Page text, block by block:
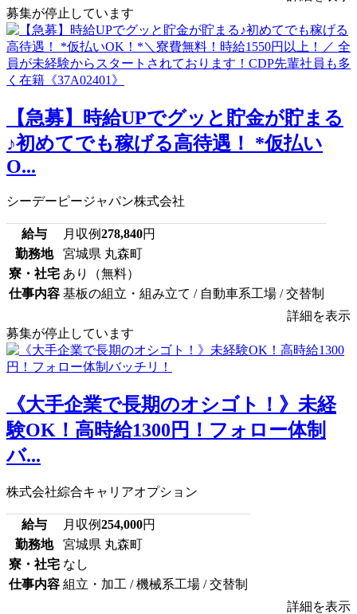
募集が停止しています
【急募】時給UPでグッと貯金が貯まる
♪初めてでも稼げる高待遇！ *仮払い
O...
シーデーピージャパン株式会社
給与 月収例278,840円
勤務地
宮城県 丸森町
寮・社宅 あり（無料）
仕事内容 基板の組立・組み立て / 自動車系工場 / 交替制
詳細を表示
募集が停止しています
《大手企業で長期のオシゴト！》未経
験OK！高時給1300円！フォロー体制
バ...
株式会社綜合キャリアオプション
給与 月収例254,000円
勤務地
宮城県 丸森町
寮・社宅 なし
仕事内容 組立・加工 / 機械系工場 / 交替制
詳細を表示